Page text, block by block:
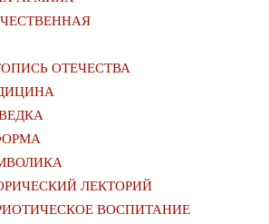
ОТЕЧЕСТВА
ЛЕКТОРИЙ
ВОСПИТАНИЕ